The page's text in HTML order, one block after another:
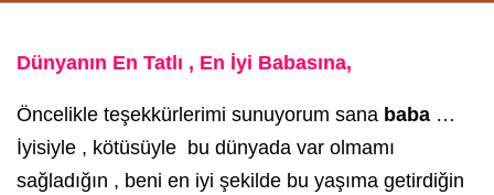
Dünyanın En Tatlı , En İyi Babasına,
Öncelikle teşekkürlerimi sunuyorum sana baba…
İyisiyle , kötüsüyle bu dünyada var olmamı
sağladığın , beni en iyi şekilde bu yaşıma getirdiğin